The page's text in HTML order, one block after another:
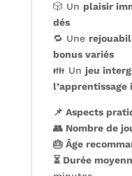
🎲 Un plaisir
dés
🔁 Une
bonus variés
👪 Un jeu
l’apprentissage
📌 Aspects
👥 Nombre de
🎂 Âge
⏳ Durée